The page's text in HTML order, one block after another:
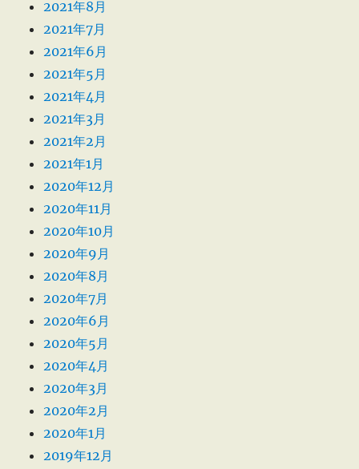
2021年8月
2021年7月
2021年6月
2021年5月
2021年4月
2021年3月
2021年2月
2021年1月
2020年12月
2020年11月
2020年10月
2020年9月
2020年8月
2020年7月
2020年6月
2020年5月
2020年4月
2020年3月
2020年2月
2020年1月
2019年12月